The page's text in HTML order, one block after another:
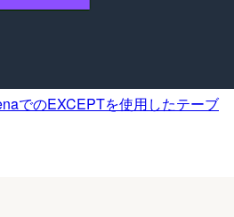
でのEXCEPTを使用したテーブ